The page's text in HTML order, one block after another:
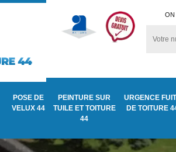
ON
POSE DE
VELUX 44
PEINTURE SUR
TUILE ET TOITURE
44
URGENCE
DE TOITURE